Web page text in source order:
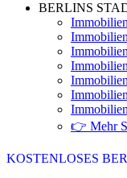
BERLINS
👉 Mehr
KOSTENLOSES